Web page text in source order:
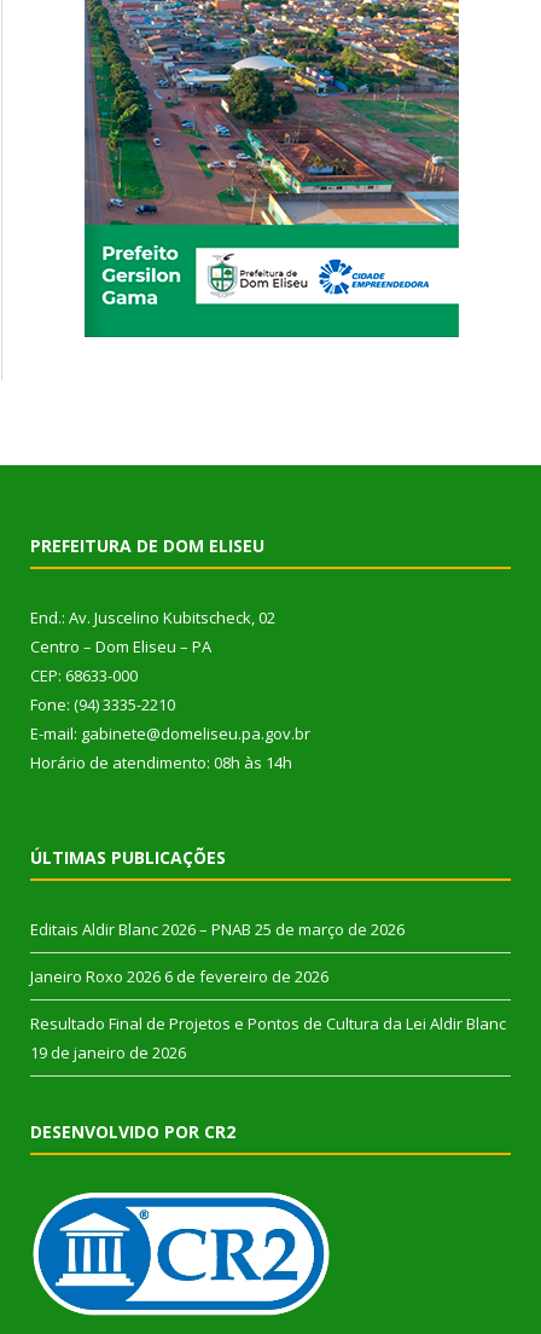
PREFEITURA DE DOM ELISEU
End.: Av. Juscelino Kubitscheck, 02
Centro – Dom Eliseu – PA
CEP: 68633-000
Fone: (94) 3335-2210
E-mail: gabinete@domeliseu.pa.gov.br
Horário de atendimento: 08h às 14h
ÚLTIMAS PUBLICAÇÕES
Editais Aldir Blanc 2026 – PNAB 25 de março de 2026
Janeiro Roxo 2026 6 de fevereiro de 2026
Resultado Final de Projetos e Pontos de Cultura da Lei Aldir Blanc
19 de janeiro de 2026
DESENVOLVIDO POR CR2